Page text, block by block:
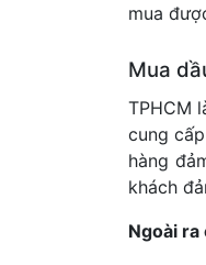
mua
Mua
TPHCM
cung
hàng
khách
Ngoài